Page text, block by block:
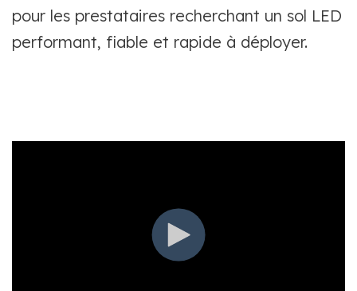
pour les prestataires recherchant un sol LED
performant, fiable et rapide à déployer.